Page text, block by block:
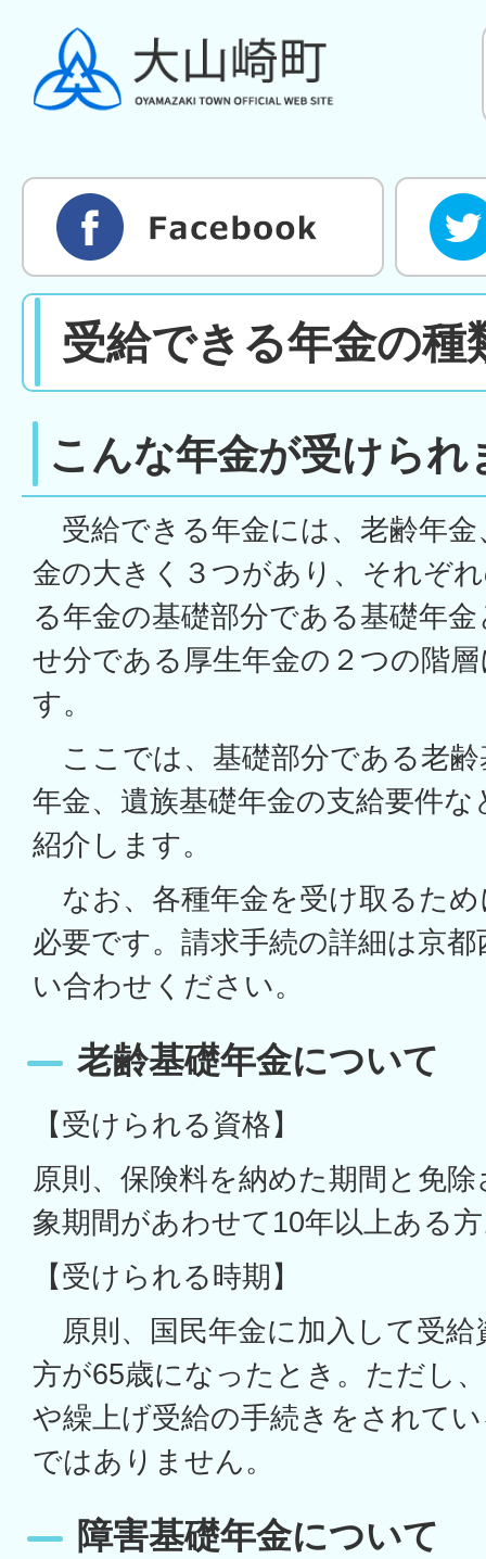
受給できる年金の種
こんな年金が受けられ
受給できる年金には、老齢年金
金の大きく３つがあり、それぞ
る年金の基礎部分である基礎年
せ分である厚生年金の２つの階
す。
ここでは、基礎部分である老齢
年金、遺族基礎年金の支給要件
紹介します。
なお、各種年金を受け取るた
必要です。請求手続の詳細は京
い合わせください。
老齢基礎年金について
【受けられる資格】
原則、保険料を納めた期間と免
象期間があわせて10年以上ある
【受けられる時期】
原則、国民年金に加入して受給
方が65歳になったとき。ただし
や繰上げ受給の手続きをされて
ではありません。
障害基礎年金について